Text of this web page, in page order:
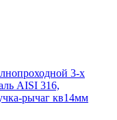
3-х
AISI 316,
рычаг кв14мм